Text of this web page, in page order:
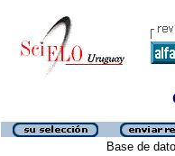
Base de